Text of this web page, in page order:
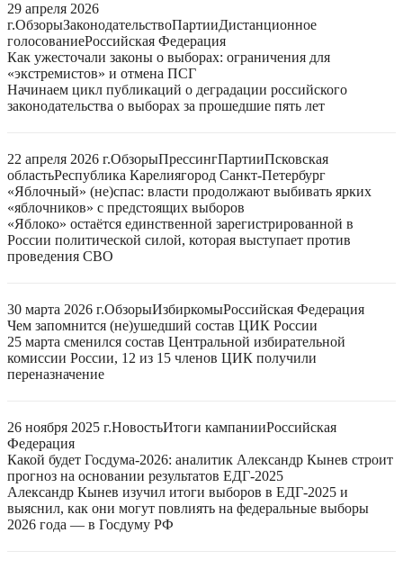
29 апреля 2026
г.ОбзорыЗаконодательствоПартииДистанционное
голосованиеРоссийская Федерация
Как ужесточали законы о выборах: ограничения для
«экстремистов» и отмена ПСГ
Начинаем цикл публикаций о деградации российского
законодательства о выборах за прошедшие пять лет
22 апреля 2026 г.ОбзорыПрессингПартииПсковская
областьРеспублика Карелиягород Санкт-Петербург
«Яблочный» (не)спас: власти продолжают выбивать ярких
«яблочников» с предстоящих выборов
«Яблоко» остаётся единственной зарегистрированной в
России политической силой, которая выступает против
проведения СВО
30 марта 2026 г.ОбзорыИзбиркомыРоссийская Федерация
Чем запомнится (не)ушедший состав ЦИК России
25 марта сменился состав Центральной избирательной
комиссии России, 12 из 15 членов ЦИК получили
переназначение
26 ноября 2025 г.НовостьИтоги кампанииРоссийская
Федерация
Какой будет Госдума-2026: аналитик Александр Кынев строит
прогноз на основании результатов ЕДГ-2025
Александр Кынев изучил итоги выборов в ЕДГ-2025 и
выяснил, как они могут повлиять на федеральные выборы
2026 года — в Госдуму РФ